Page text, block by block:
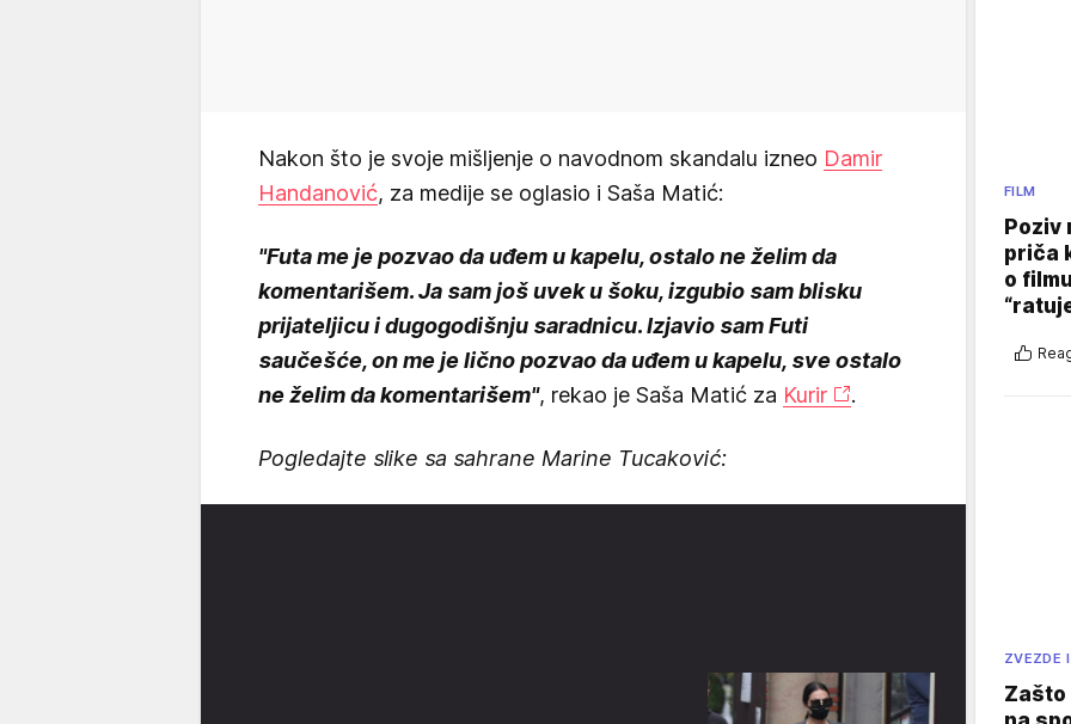
Nakon što je svoje mišljenje o navodnom skandalu izneo Damir
Handanović, za medije se oglasio i Saša Matić:
"Futa me je pozvao da uđem u kapelu, ostalo ne želim da
komentarišem. Ja sam još uvek u šoku, izgubio sam blisku
prijateljicu i dugogodišnju saradnicu. Izjavio sam Futi
saučešće, on me je lično pozvao da uđem u kapelu, sve ostalo
ne želim da komentarišem", rekao je Saša Matić za Kurir .
Pogledajte slike sa sahrane Marine Tucaković:
FILM
Poziv
priča
o
ZVEZDE
Zašto